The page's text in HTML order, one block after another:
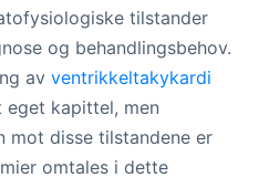
tilstander
og behandlingsbehov.
av ventrikkeltakykardi
kapittel, men
mot disse tilstandene er
omtales i dette